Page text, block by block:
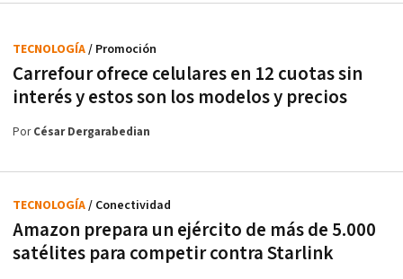
Carrefour ofrece celulares en 12 cuotas sin
interés y estos son los modelos y precios
TECNOLOGÍA/ Promoción
PorCésar Dergarabedian
Amazon prepara un ejército de más de 5.000
satélites para competir contra Starlink
TECNOLOGÍA/ Conectividad